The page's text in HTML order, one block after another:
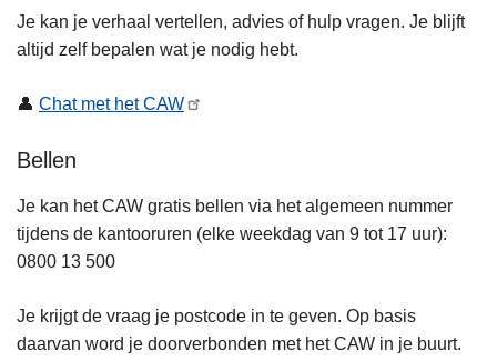
Je kan je verhaal vertellen, advies of hulp vragen. Je blijft
altijd zelf bepalen wat je nodig hebt.
👤 Chat met het CAW
Bellen
Je kan het CAW gratis bellen via het algemeen nummer
tijdens de kantooruren (elke weekdag van 9 tot 17 uur):
0800 13 500
Je krijgt de vraag je postcode in te geven. Op basis
daarvan word je doorverbonden met het CAW in je buurt.